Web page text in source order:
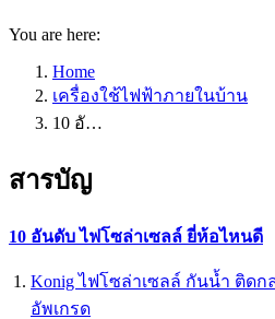
You are here:
Home
เครื่องใช้ไฟฟ้าภายในบ้าน
10 อั…
สารบัญ
10 อันดับ ไฟโซล่าเซลล์ ยี่ห้อไหนดี
Konig ไฟโซล่าเซลล์ กันน้ำ ติดก
อัพเกรด